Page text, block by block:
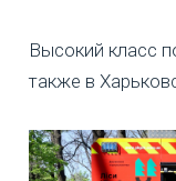
Высокий класс
также в